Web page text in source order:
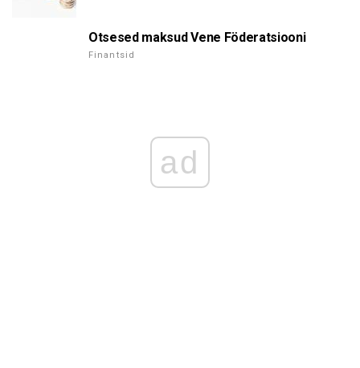
Otsesed maksud Vene Föderatsiooni
Finantsid
ad